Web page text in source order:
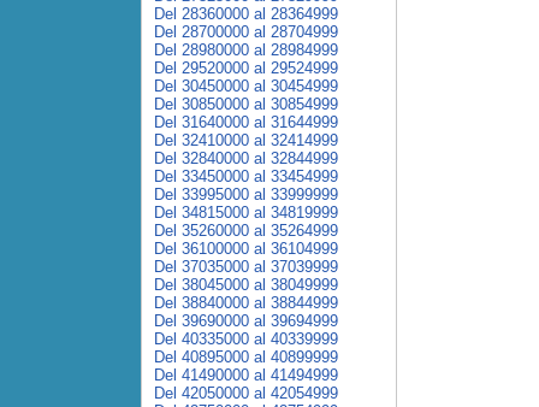
Del 28360000 al 28364999
Del 28700000 al 28704999
Del 28980000 al 28984999
Del 29520000 al 29524999
Del 30450000 al 30454999
Del 30850000 al 30854999
Del 31640000 al 31644999
Del 32410000 al 32414999
Del 32840000 al 32844999
Del 33450000 al 33454999
Del 33995000 al 33999999
Del 34815000 al 34819999
Del 35260000 al 35264999
Del 36100000 al 36104999
Del 37035000 al 37039999
Del 38045000 al 38049999
Del 38840000 al 38844999
Del 39690000 al 39694999
Del 40335000 al 40339999
Del 40895000 al 40899999
Del 41490000 al 41494999
Del 42050000 al 42054999